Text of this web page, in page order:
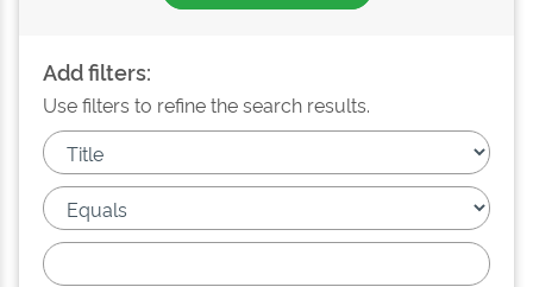
Add filters:
Use filters to refine the search results.